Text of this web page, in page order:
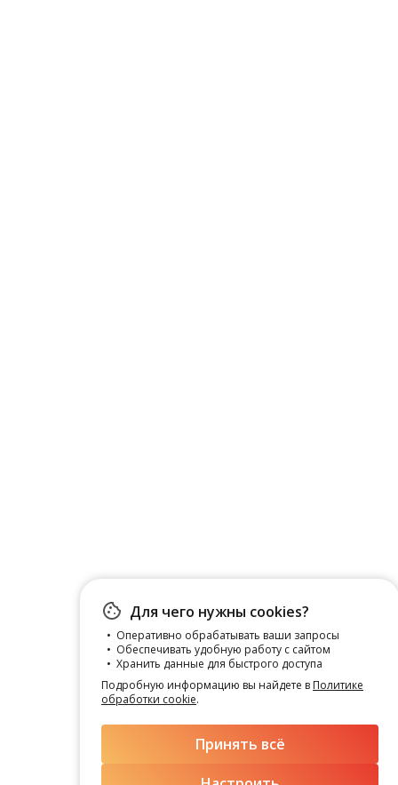
Для чего нужны cookies?
Оперативно обрабатывать ваши запросы
Обеспечивать удобную работу с сайтом
Хранить данные для быстрого доступа
Подробную информацию вы найдете в Политике
обработки cookie.
Принять всё